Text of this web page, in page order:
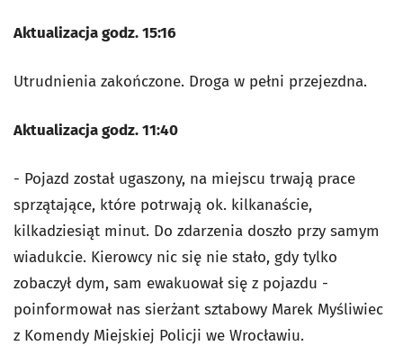
Aktualizacja godz. 15:16
Utrudnienia zakończone. Droga w pełni przejezdna.
Aktualizacja godz. 11:40
- Pojazd został ugaszony, na miejscu trwają prace
sprzątające, które potrwają ok. kilkanaście,
kilkadziesiąt minut. Do zdarzenia doszło przy samym
wiadukcie. Kierowcy nic się nie stało, gdy tylko
zobaczył dym, sam ewakuował się z pojazdu -
poinformował nas sierżant sztabowy Marek Myśliwiec
z Komendy Miejskiej Policji we Wrocławiu.